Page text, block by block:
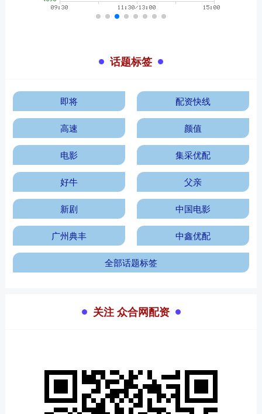
话题标签
即将 配资快线
高速 颜值
电影 集采优配
好牛 父亲
新剧 中国电影
广州典丰 中鑫优配
全部话题标签
关注 众合网配资